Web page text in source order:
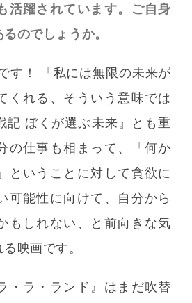
活躍されています。ご自身
のでしょうか。
す！ 「私には無限の未来が
くれる、そういう意味では
記 ぼくが選ぶ未来』とも重
の仕事も相まって、「何か
ということに対して貪欲に
可能性に向けて、自分から
もしれない、と前向きな気
映画です。
・ラ・ランド』はまだ吹替